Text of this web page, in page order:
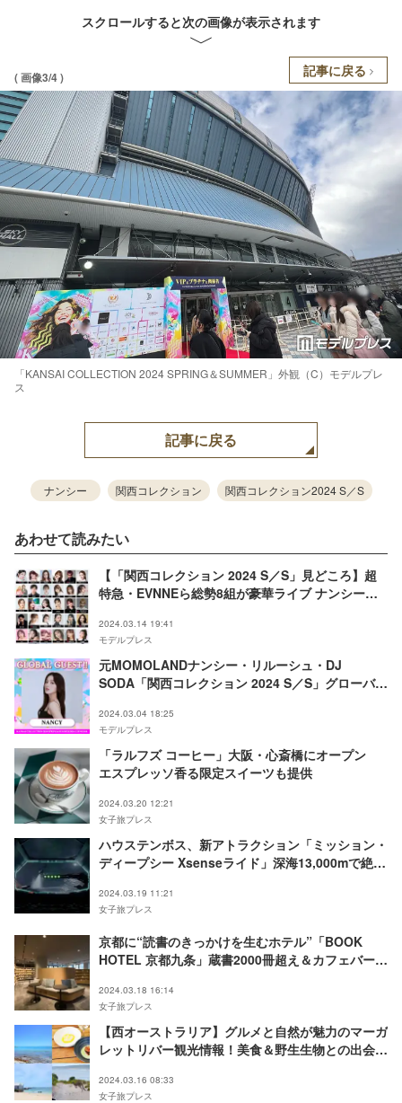
スクロールすると次の画像が表示されます
( 画像3/4 ) 記事に戻る
「KANSAI COLLECTION 2024 SPRING＆SUMMER」外観（C）モデルプレ
ス
記事に戻る
ナンシー 関西コレクション 関西コレクション2024 S／S
あわせて読みたい
【「関西コレクション 2024 S／S」見どころ】超
特急・EVNNEら総勢8組が豪華ライブ ナンシー・
2024.03.14 19:41
モデルプレス
元MOMOLANDナンシー・リルーシュ・DJ
SODA「関西コレクション 2024 S／S」グローバル
2024.03.04 18:25
モデルプレス
「ラルフズ コーヒー」大阪・心斎橋にオープン
エスプレッソ香る限定スイーツも提供
2024.03.20 12:21
女子旅プレス
ハウステンボス、新アトラクション「ミッション・
ディープシー Xsenseライド」深海13,000mで絶体
2024.03.19 11:21
女子旅プレス
京都に“読書のきっかけを生むホテル”「BOOK
HOTEL 京都九条」蔵書2000冊超え＆カフェバーも
2024.03.18 16:14
女子旅プレス
【西オーストラリア】グルメと自然が魅力のマーガ
レットリバー観光情報！美食＆野生生物との出会い
2024.03.16 08:33
女子旅プレス